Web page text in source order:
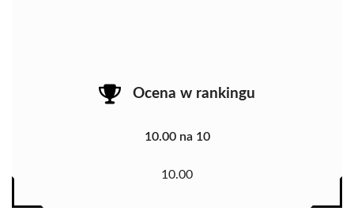
Ocena w rankingu
10.00 na 10
10.00